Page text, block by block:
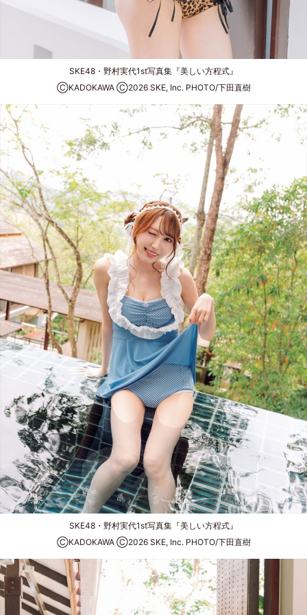
SKE48・野村実代1st写真集『美しい方程式』
ⒸKADOKAWA Ⓒ2026 SKE, Inc. PHOTO/下田直樹
SKE48・野村実代1st写真集『美しい方程式』
ⒸKADOKAWA Ⓒ2026 SKE, Inc. PHOTO/下田直樹